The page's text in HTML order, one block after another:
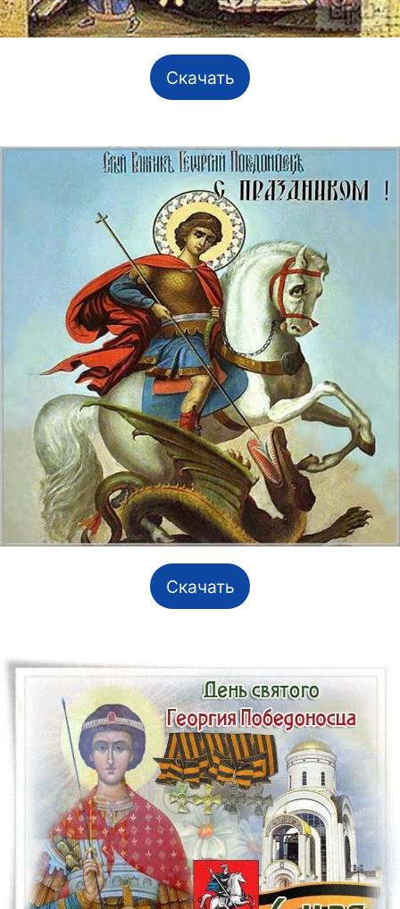
Скачать
Скачать